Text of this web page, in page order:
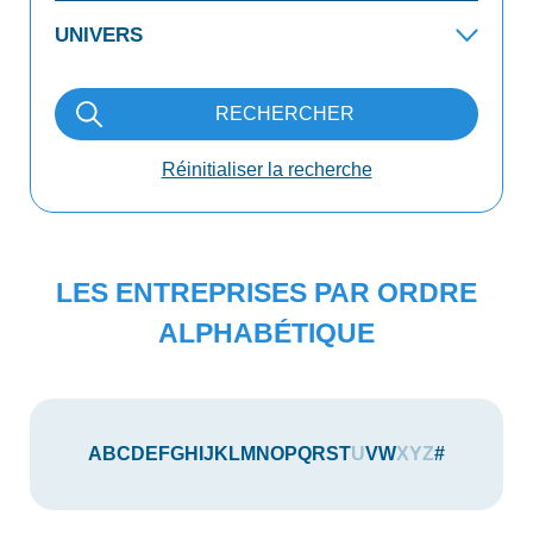
RECHERCHER
Réinitialiser la recherche
LES ENTREPRISES PAR ORDRE
ALPHABÉTIQUE
A BC D E FGH J KLM NOPQRSTUVWXYZ#